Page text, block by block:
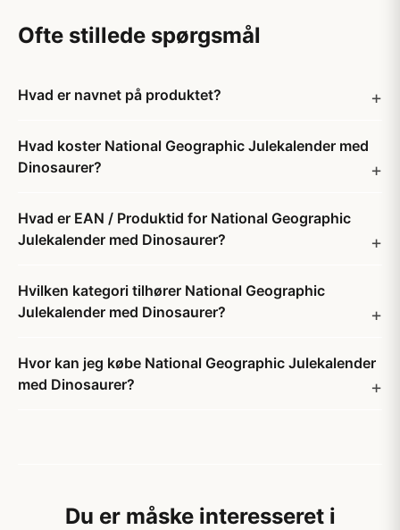
Ofte stillede spørgsmål
Hvad er navnet på produktet?
Hvad koster National Geographic Julekalender med
Dinosaurer?
Hvad er EAN / Produktid for National Geographic
Julekalender med Dinosaurer?
Hvilken kategori tilhører National Geographic
Julekalender med Dinosaurer?
Hvor kan jeg købe National Geographic Julekalender
med Dinosaurer?
Du er måske interesseret i